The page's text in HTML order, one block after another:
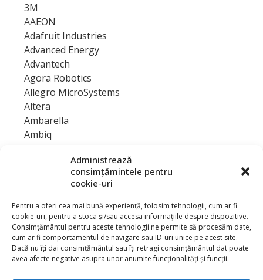
Administrează
consimțămintele pentru
cookie-uri
Pentru a oferi cea mai bună experiență, folosim tehnologii, cum ar fi
cookie-uri, pentru a stoca și/sau accesa informațiile despre dispozitive.
Consimțământul pentru aceste tehnologii ne permite să procesăm date,
cum ar fi comportamentul de navigare sau ID-uri unice pe acest site.
Dacă nu îți dai consimțământul sau îți retragi consimțământul dat poate
avea afecte negative asupra unor anumite funcționalități și funcții.
3M
AAEON
Adafruit Industries
Advanced Energy
Advantech
Agora Robotics
Allegro MicroSystems
Altera
Ambarella
Ambiq
Analog Devices
Anritsu Corporation
Ansys
APS
Arduino
Arm
Asentics